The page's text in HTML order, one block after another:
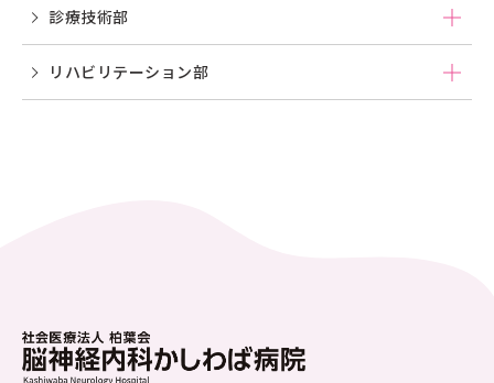
診療技術部
リハビリテーション部